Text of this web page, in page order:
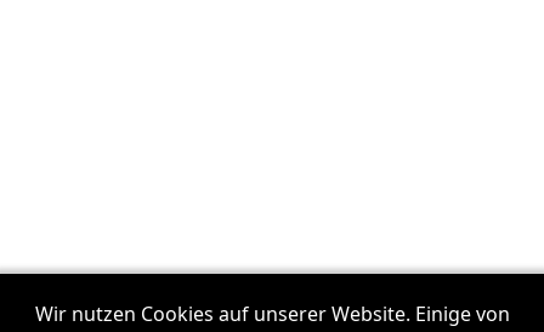
Wir nutzen Cookies auf unserer Website. Einige von